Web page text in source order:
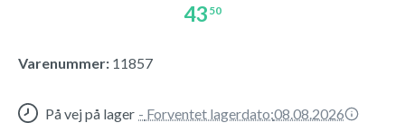
43 50
Varenummer: 11857
På vej på lager - Forventet lagerdato:08.08.2026